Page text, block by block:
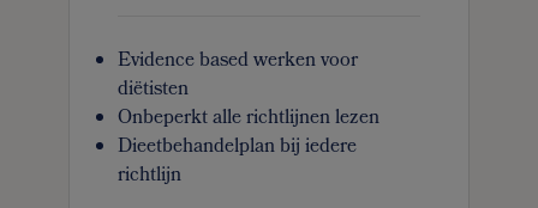
Evidence based werken voor
diëtisten
Onbeperkt alle richtlijnen lezen
Dieetbehandelplan bij iedere
richtlijn